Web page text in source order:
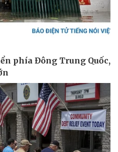
Quân sự - Quốc phòng